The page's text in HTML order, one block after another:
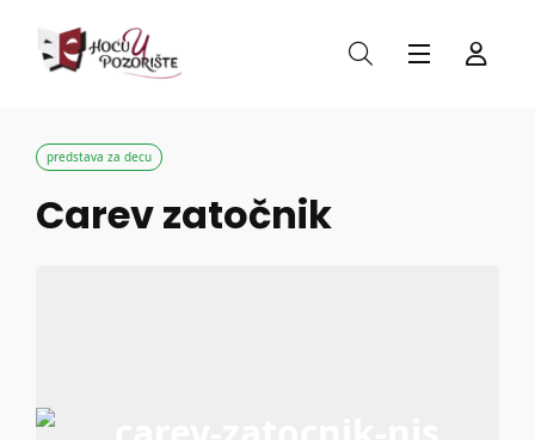
predstava za decu
Carev zatočnik